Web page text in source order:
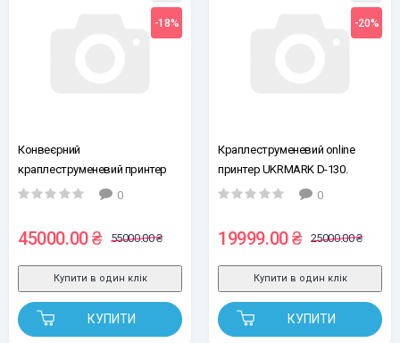
-18%
Конвеєрний
краплеструменевий принтер
UKRMARK DM-127. 12.7мм (з
0
45000.00 ₴ 55000.00 ₴
КУПИТИ
Купити в один клік
-20%
Краплеструменевий online
принтер UKRMARK D-130.
12.7мм (з сенсором, без
0
19999.00 ₴ 25000.00 ₴
КУПИТИ
Купити в один клік